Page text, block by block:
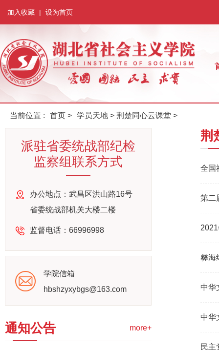
加入收藏 | 设为首页
当前位置 : 首页 > 学员天地 > 荆楚同心云课堂 >
派驻省委统战部纪检
监察组联系方式
办公地点：武昌区洪山路16号
省委统战部机关大楼二楼
监督电话：66996998
学院信箱
hbshzyxybgs@163.com
通知公告 more+
荆
全国
第二
彝海
中华
中华
民主